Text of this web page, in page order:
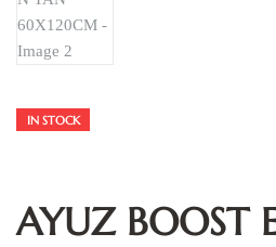
IN STOCK
AYUZ BOOST